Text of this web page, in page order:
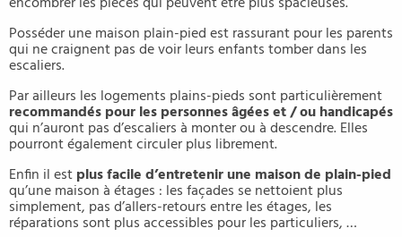
Posséder une maison plain-pied est rassurant pour les parents
qui ne craignent pas de voir leurs enfants tomber dans les
escaliers.
Par ailleurs les logements plains-pieds sont particulièrement
recommandés pour les personnes âgées et / ou handicapés
qui n’auront pas d’escaliers à monter ou à descendre. Elles
pourront également circuler plus librement.
Enfin il estplus facile d’entretenir une maison de plain-pied
qu’une maison à étages : les façades se nettoient plus
simplement, pas d’allers-retours entre les étages, les
réparations sont plus accessibles pour les particuliers, …